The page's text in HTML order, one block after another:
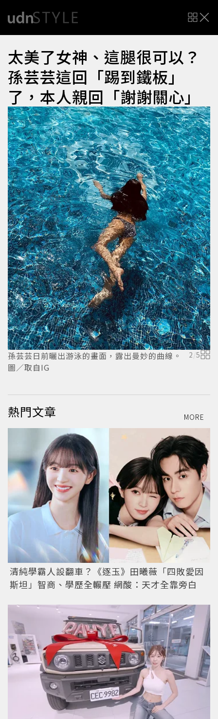
太美了女神、這腿很可以？
孫芸芸這回「踢到鐵板」
了，本人親回「謝謝關心」
孫芸芸日前曬出游泳的畫面，露出曼妙的曲線。
圖／取自IG
2/5
熱門文章 MORE
清純學霸人設翻車？《逐玉》田曦薇「四敗愛因
斯坦」智商、學歷全輾壓 網酸：天才全靠旁白